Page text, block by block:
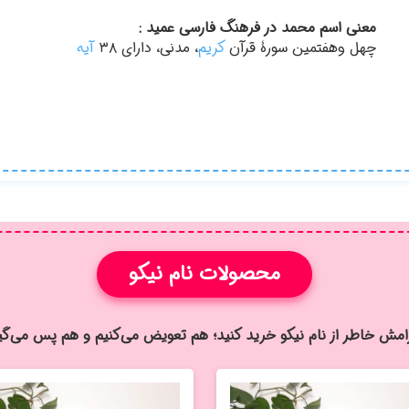
معنی اسم محمد در فرهنگ فارسی عمید :
چهل وهفتمین سورۀ قرآنکریم، مدنی، دارای ۳۸ آیه
محصولات نام نیکو
خاطر از نام نيكو خريد كنيد؛ هم تعویض می‌کنیم و هم پس